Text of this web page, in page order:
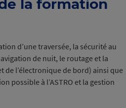
la formation
d’une traversée, la sécurité au
de nuit, le routage et la
de l’électronique de bord) ainsi que
possible à l’ASTRO et la gestion